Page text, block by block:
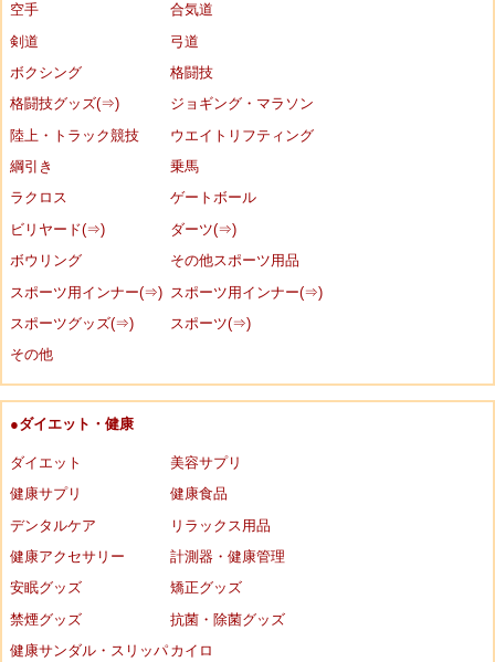
空手
合気道
剣道
弓道
ボクシング
格闘技
格闘技グッズ(⇒)
ジョギング・マラソン
陸上・トラック競技
ウエイトリフティング
綱引き
乗馬
ラクロス
ゲートボール
ビリヤード(⇒)
ダーツ(⇒)
ボウリング
その他スポーツ用品
スポーツ用インナー(⇒)
スポーツ用インナー(⇒)
スポーツグッズ(⇒)
スポーツ(⇒)
その他
●ダイエット・健康
ダイエット
美容サプリ
健康サプリ
健康食品
デンタルケア
リラックス用品
健康アクセサリー
計測器・健康管理
安眠グッズ
矯正グッズ
禁煙グッズ
抗菌・除菌グッズ
健康サンダル・スリッパ カイロ